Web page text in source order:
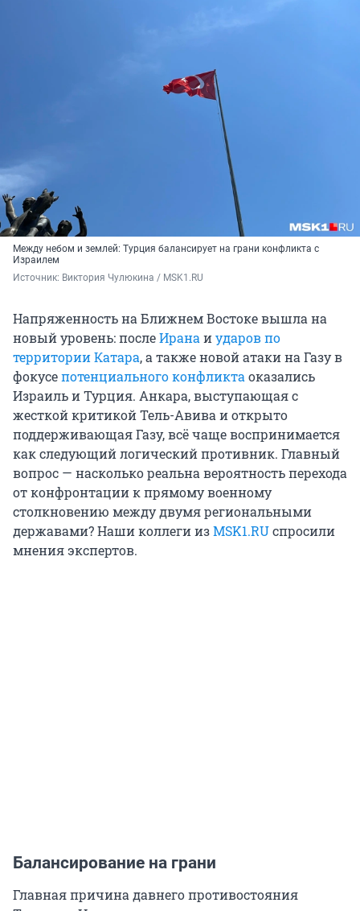
Между небом и землей: Турция балансирует на грани конфликта с
Израилем
Источник: Виктория Чулюкина / MSK1.RU
Напряженность на Ближнем Востоке вышла на
новый уровень: послеИрана иударов по
территории Катара, а также новой атаки на Газу в
фокусепотенциального конфликта оказались
Израиль и Турция. Анкара, выступающая с
жесткой критикой Тель-Авива и открыто
поддерживающая Газу, всё чаще воспринимается
как следующий логический противник. Главный
вопрос — насколько реальна вероятность перехода
от конфронтации к прямому военному
столкновению между двумя региональными
державами? Наши коллеги изMSK1.RUcпросили
мнения экспертов.
Балансирование на грани
Главная причина давнего противостояния